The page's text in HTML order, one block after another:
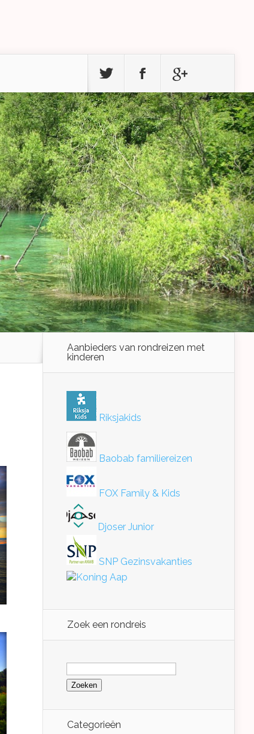
Aanbieders van rondreizen met
kinderen
Riksjakids
Baobab familiereizen
FOX Family & Kids
Djoser Junior
SNP Gezinsvakanties
Koning Aap
Zoek een rondreis
Zoeken
naar:
Categorieën